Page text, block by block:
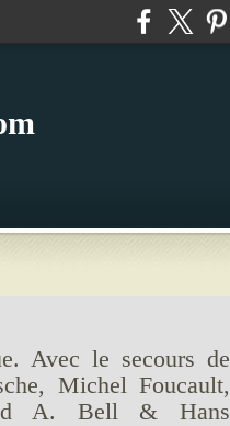
Avec le secours de
Michel Foucault,
A. Bell & Hans